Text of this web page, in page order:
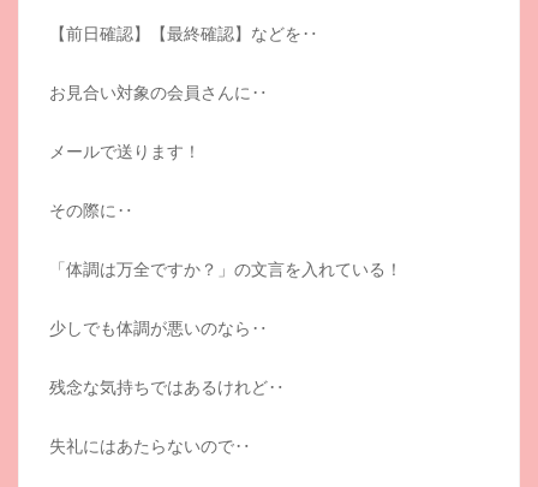
【前日確認】【最終確認】などを‥
お見合い対象の会員さんに‥
メールで送ります！
その際に‥
「体調は万全ですか？」の文言を入れている！
少しでも体調が悪いのなら‥
残念な気持ちではあるけれど‥
失礼にはあたらないので‥